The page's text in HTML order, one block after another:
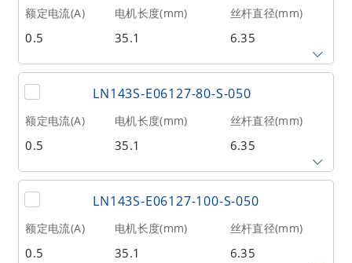
相数 转子惯量(g•cm²) 重量(kg)
2 20 0.21
额定电流(A) 电机长度(mm) 丝杆直径(mm)
0.5 35.1 6.35
丝杆导程(mm) 丝杆长度(mm) 额定推力(N
@300RPM)
相数 转子惯量(g•cm²) 重量(kg)
2 20 0.21
LN143S-E06127-80-S-050
额定电流(A) 电机长度(mm) 丝杆直径(mm)
0.5 35.1 6.35
丝杆导程(mm) 丝杆长度(mm) 额定推力(N
@300RPM)
相数 转子惯量(g•cm²) 重量(kg)
LN143S-E06127-100-S-050
额定电流(A) 电机长度(mm) 丝杆直径(mm)
0.5 35.1 6.35